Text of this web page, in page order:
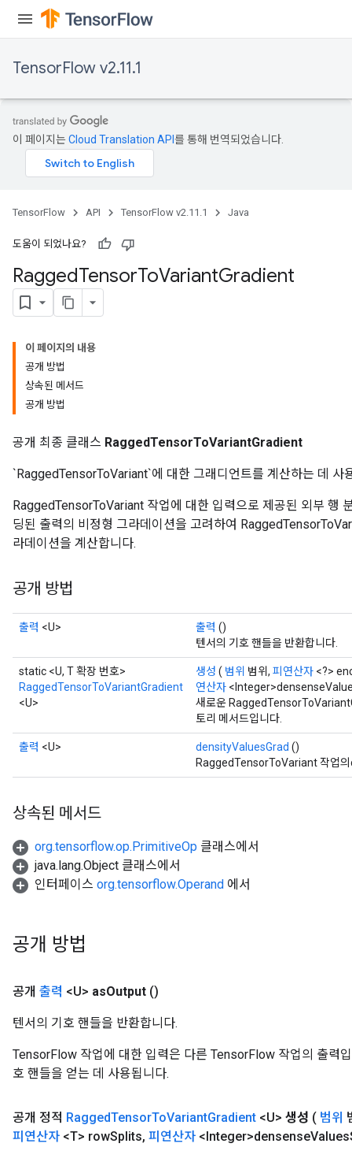
TensorFlow v2.11.1
이 페이지는Cloud Translation API 를 통해 번역되었습니다.
TensorFlow API TensorFlow v2.11.1 Java
도움이 되었나요?
RaggedTensorToVariantGradient
이 페이지의 내용
공개 방법
상속된 메서드
공개 방법
공개 최종 클래스 RaggedTensorToVariantGradient
`RaggedTensorToVariant`에 ​​대한 그래디언트를 계산하는 데 사
RaggedTensorToVariant 작업에 대한 입력으로 제공된 외부 행
딩된 출력의 비정형 그라데이션을 고려하여
라데이션을 계산합니다.
공개 방법
출력 <U> 출력 ()
텐서의 기호 핸들을 반환합니다.
static <U, T 확장 번호>
RaggedTensorToVariantGradient
<U>
생성 ( 범위 범위, 피연산자 <?>
연산자
새로운
토리 메서드입니다.
출력 <U> densityValuesGrad ()
RaggedTensorToVariant 작업
상속된 메서드
org.tensorflow.op.PrimitiveOp 클래스에서
java.lang.Object 클래스에서
인터페이스 org.tensorflow.Operand 에서
공개 방법
공개 출력 <U> asOutput ()
텐서의 기호 핸들을 반환합니다.
TensorFlow 작업에 대한 입력은 다른 TensorFlow 작업의 출력
호 핸들을 얻는 데 사용됩니다.
공개 정적 RaggedTensorToVariantGradient <U> 생성 ( 범위
피연산자 <T> rowSplits, 피연산자 <Integer>densenseValues